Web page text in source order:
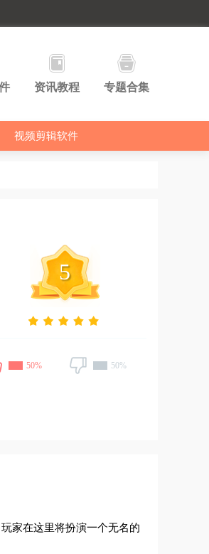
资讯教程 专题合集
视频剪辑软件
5
50% 50%
家在这里将扮演一个无名的